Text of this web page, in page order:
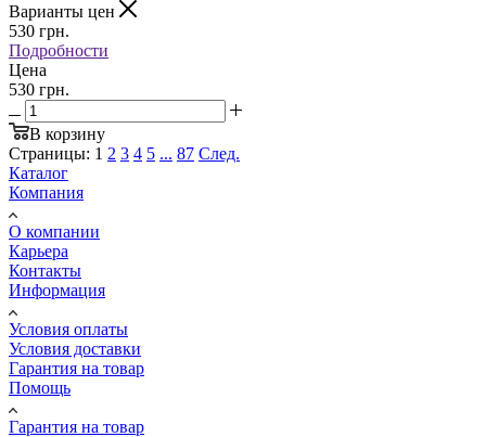
Варианты цен
530 грн.
Подробности
Цена
530 грн.
В корзину
Страницы: 1 2 3 4 5 ... 87 След.
Каталог
Компания
О компании
Карьера
Контакты
Информация
Условия оплаты
Условия доставки
Гарантия на товар
Помощь
Гарантия на товар